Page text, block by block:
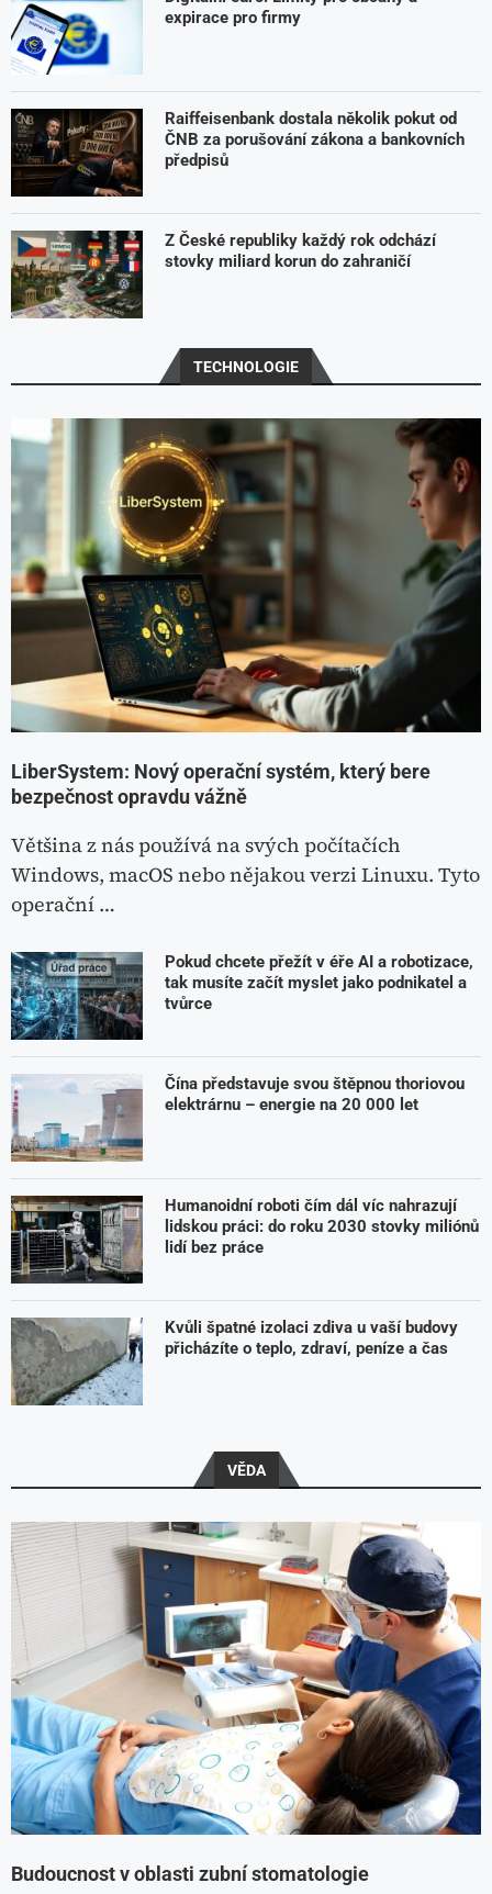
expirace pro firmy
Raiffeisenbank dostala několik pokut od
ČNB za porušování zákona a bankovních
předpisů
Z České republiky každý rok odchází
stovky miliard korun do zahraničí
TECHNOLOGIE
LiberSystem: Nový operační systém, který bere
bezpečnost opravdu vážně
Většina z nás používá na svých počítačích
Windows, macOS nebo nějakou verzi Linuxu. Tyto
operační …
Pokud chcete přežít v éře AI a robotizace,
tak musíte začít myslet jako podnikatel a
tvůrce
Čína představuje svou štěpnou thoriovou
elektrárnu – energie na 20 000 let
Humanoidní roboti čím dál víc nahrazují
lidskou práci: do roku 2030 stovky miliónů
lidí bez práce
Kvůli špatné izolaci zdiva u vaší budovy
přicházíte o teplo, zdraví, peníze a čas
VĚDA
Budoucnost v oblasti zubní stomatologie